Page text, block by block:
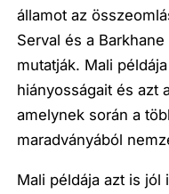
államot az
Serval és a
mutatják. Mali
hiányosságait és azt
amelynek során a
maradványából
Mali példája azt is jól